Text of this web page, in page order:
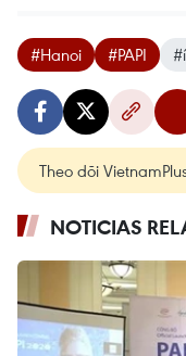
#Hanoi #PAPI
Theo dõi
NOTICIAS